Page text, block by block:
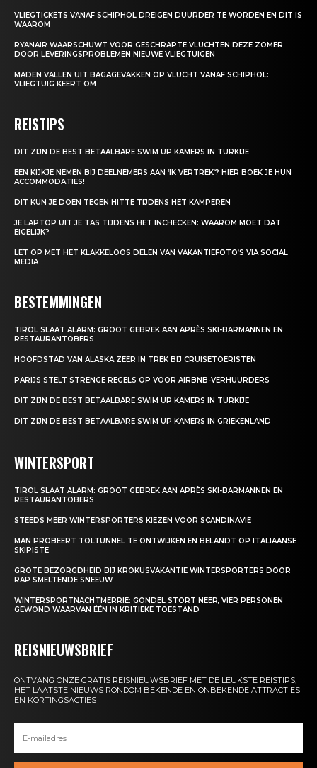
VLIEGTICKETS VANAF SCHIPHOL DREIGEN DUURDER TE WORDEN EN DIT IS
WAAROM
RYANAIR WAARSCHUWT VOOR GESCHRAPTE VLUCHTEN DEZE ZOMER
DOOR LEVERINGSPROBLEMEN NIEUWE VLIEGTUIGEN
MADEN VALLEN UIT BAGAGEVAKKEN OP VLUCHT VANAF SCHIPHOL:
VLIEGTUIG KEERT OM
REISTIPS
DIT ZIJN DE BEST BETAALBARE SWIM UP KAMERS IN TURKIJE
EEN KIJKJE NEMEN BIJ DEELNEMERS AAN ‘IK VERTREK’? HIER BOEK JE HUN
ACCOMMODATIES!
DIT KUN JE DOEN TEGEN HITTE TIJDENS HET KAMPEREN
JE LAPTOP UIT JE TAS TIJDENS HET INCHECKEN: WAAROM MOET DAT
EIGELIJK?
LET OP MET HET KLAKKELOOS DELEN VAN VAKANTIEFOTO’S VIA SOCIAL
MEDIA
BESTEMMINGEN
TIROL SLAAT ALARM: GROOT GEBREK AAN APRÈS SKI-BARMANNEN EN
RESTAURANTOBERS
HOOFDSTAD VAN ALASKA ZEER IN TREK BIJ CRUISETOERISTEN
PARIJS STELT STRENGE REGELS OP VOOR AIRBNB-VERHUURDERS
DIT ZIJN DE BEST BETAALBARE SWIM UP KAMERS IN TURKIJE
DIT ZIJN DE BEST BETAALBARE SWIM UP KAMERS IN GRIEKENLAND
WINTERSPORT
TIROL SLAAT ALARM: GROOT GEBREK AAN APRÈS SKI-BARMANNEN EN
RESTAURANTOBERS
STEEDS MEER WINTERSPORTERS KIEZEN VOOR SCANDINAVIË
MAN PROBEERT TOLTUNNEL TE ONTWIJKEN EN BELANDT OP ITALIAANSE
SKIPISTE
GROTE BEZORGDHEID BIJ KROKUSVAKANTIE WINTERSPORTERS DOOR
RAP SMELTENDE SNEEUW
WINTERSPORTNACHTMERRIE: GONDEL STORT NEER, VIER PERSONEN
GEWOND WAARVAN ÉÉN IN KRITIEKE TOESTAND
REISNIEUWSBRIEF
ONTVANG ONZE GRATIS REISNIEUWSBRIEF MET DE LEUKSTE REISTIPS,
HET LAATSTE NIEUWS RONDOM BEKENDE EN ONBEKENDE ATTRACTIES
EN KORTINGSACTIES